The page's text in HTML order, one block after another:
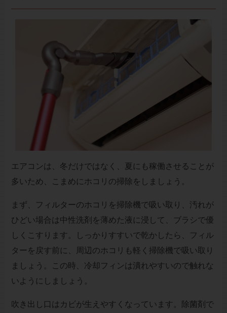
エアコンは、冬だけではなく、夏にも稼働させることが
多いため、こまめにホコリの掃除をしましょう。
まず、フィルターのホコリを掃除機で吸い取り、汚れが
ひどい場合は中性洗剤を薄めた液に浸して、ブラシで優
しくこすります。しっかりすすいで乾かしたら、フィル
ターを戻す前に、周辺のホコリも軽く掃除機で吸い取り
ましょう。この時、冷却フィンは潰れやすいので触れな
いようにしましょう。
吹き出し口はカビが生えやすくなっています。除菌剤で